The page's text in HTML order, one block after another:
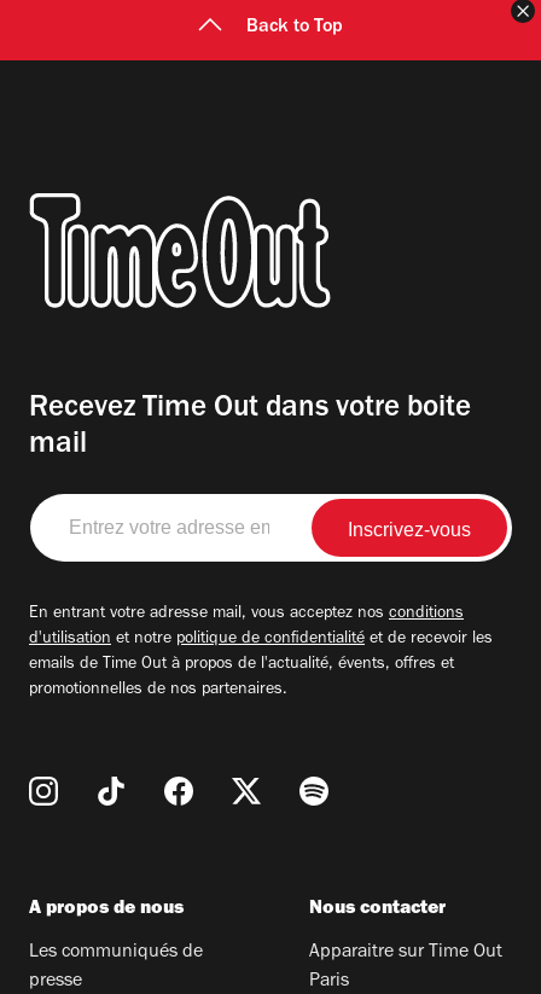
Back to Top
Recevez Time Out dans votre boite
mail
Entrez
votre
adresse
En entrant votre adresse mail, vous acceptez nos conditions
d'utilisation et notre politique de confidentialité et de recevoir les
emails de Time Out à propos de l'actualité, évents, offres et
promotionnelles de nos partenaires.
A propos de nous
Les communiqués de
presse
Nous contacter
Apparaitre sur Time Out
Paris